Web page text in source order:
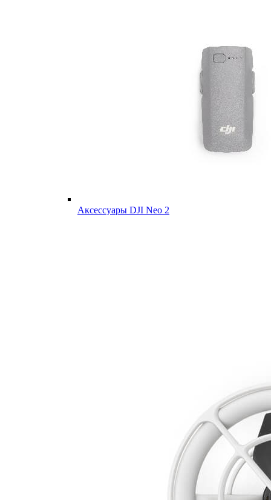
Аксессуары DJI Neo 2